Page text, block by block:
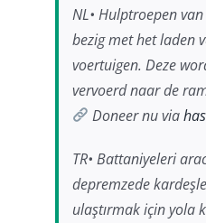
NL• Hulptroepen
bezig met het laden
voertuigen. Deze
vervoerd naar de
Doneer nu via
TR• Battaniyeleri
depremzede
ulaştırmak için yola